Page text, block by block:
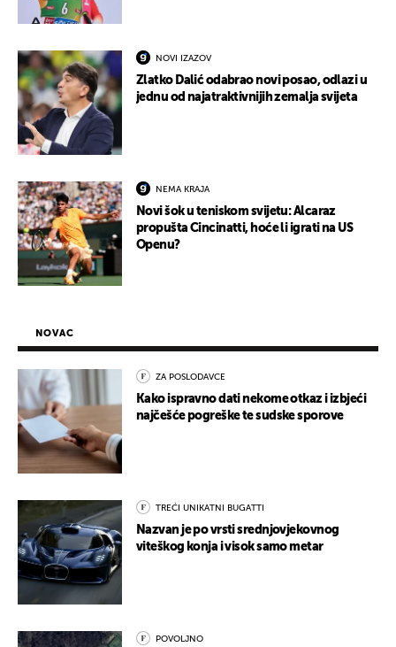
NOVI IZAZOV
Zlatko Dalić odabrao novi posao, odlazi u
jednu od najatraktivnijih zemalja svijeta
NEMA KRAJA
Novi šok u teniskom svijetu: Alcaraz
propušta Cincinatti, hoće li igrati na US
Openu?
NOVAC
ZA POSLODAVCE
Kako ispravno dati nekome otkaz i izbjeći
najčešće pogreške te sudske sporove
TREĆI UNIKATNI BUGATTI
Nazvan je po vrsti srednjovjekovnog
viteškog konja i visok samo metar
POVOLJNO